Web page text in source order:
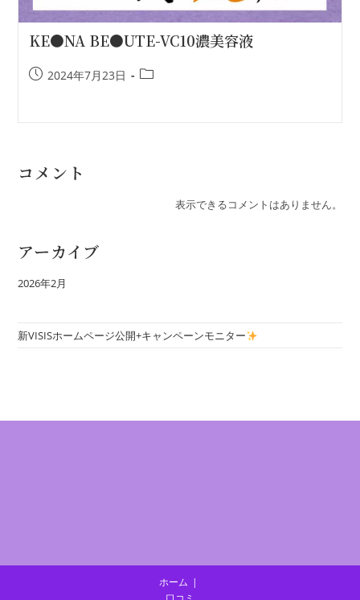
KE●NA BE●UTE-VC10濃美容液
2024年7月23日
コメント
表示できるコメントはありません。
アーカイブ
2026年2月
新VISISホームページ公開+キャンペーンモニター
ホーム